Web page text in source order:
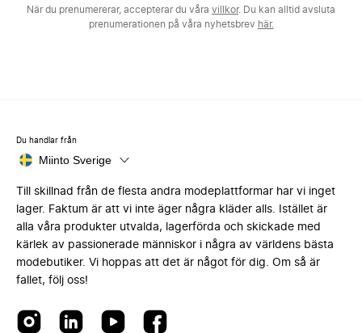
När du prenumererar, accepterar du våra villkor. Du kan alltid avsluta
prenumerationen på våra nyhetsbrev här.
Du handlar från
Miinto Sverige
Till skillnad från de flesta andra modeplattformar har vi inget
lager. Faktum är att vi inte äger några kläder alls. Istället är
alla våra produkter utvalda, lagerförda och skickade med
kärlek av passionerade människor i några av världens bästa
modebutiker. Vi hoppas att det är något för dig. Om så är
fallet, följ oss!